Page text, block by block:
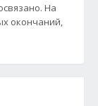
На
окончаний,